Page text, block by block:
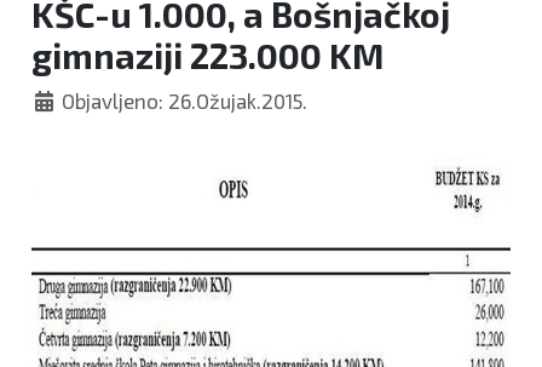
KŠC-u 1.000, a Bošnjačkoj
gimnaziji 223.000 KM
Objavljeno: 26.Ožujak.2015.